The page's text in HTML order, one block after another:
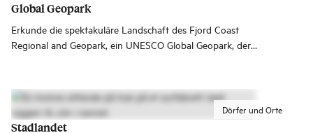
Global Geopark
Erkunde die spektakuläre Landschaft des Fjord Coast
Regional and Geopark, ein UNESCO Global Geopark, der
Gebirgsformationen am westlichsten Punkt Norwegens.
Dörfer und Orte
Stadlandet